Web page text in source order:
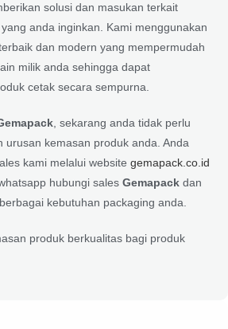
solusi dan masukan terkait
anda inginkan. Kami menggunakan
dan modern yang mempermudah
milik anda sehingga dapat
cetak secara sempurna.
, sekarang anda tidak perlu
urusan kemasan produk anda. Anda
kami melalui website gemapack.co.id
hubungi sales Gemapack dan
kebutuhan packaging anda.
produk berkualitas bagi produk